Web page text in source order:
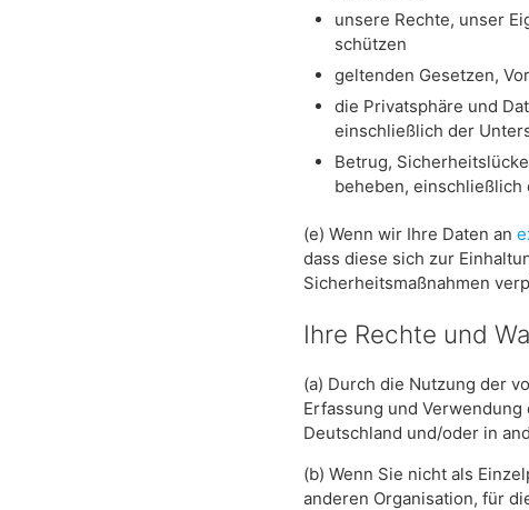
unsere Rechte, unser
schützen
geltenden Gesetzen,
die Privatsphäre und
einschließlich der
Betrug,
beheben, einschließlich
(e) Wenn wir Ihre Daten an
dass diese sich zur
Sicherheitsmaßnahmen
Ihre Rechte und
(a) Durch die Nutzung der
Erfassung und
Deutschland und/oder in
(b) Wenn Sie nicht als
anderen Organisation, für